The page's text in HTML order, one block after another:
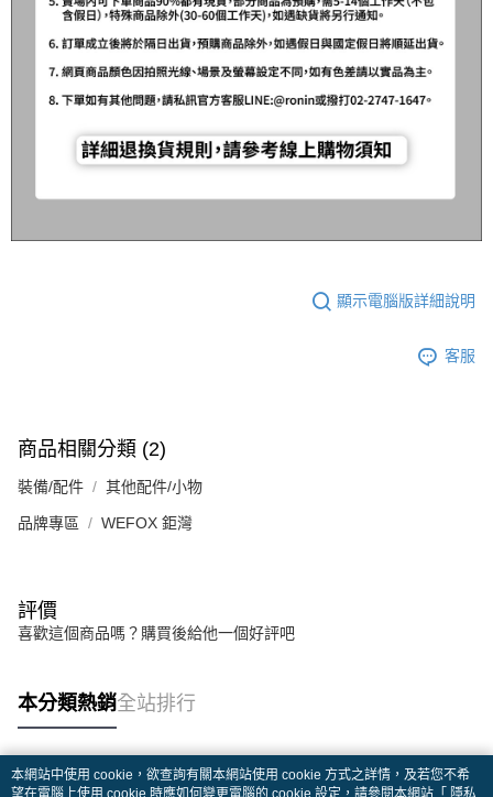
顯示電腦版詳細說明
客服
商品相關分類 (2)
裝備/配件 其他配件/小物
品牌專區 WEFOX 鉅灣
評價
喜歡這個商品嗎？購買後給他一個好評吧
本分類熱銷全站排行
熱門標籤
本網站中使用 cookie，欲查詢有關本網站使用 cookie 方式之詳情，及若您不希
望在電腦上使用 cookie 時應如何變更電腦的 cookie 設定，請參閱本網站「 隱私